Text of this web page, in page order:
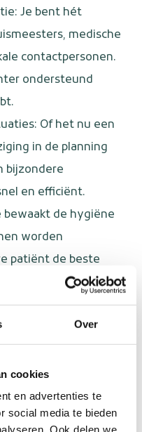
Over
cookies
en advertenties te
social media te bieden
Ook delen we
Je bent hét
medische
contactpersonen.
ondersteund
Of het nu een
in de planning
bijzondere
en efficiënt.
bewaakt de hygiëne
worden
patiënt de beste
Je houdt van